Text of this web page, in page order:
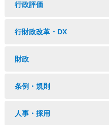
行政評価
行財政改革・DX
財政
条例・規則
人事・採用